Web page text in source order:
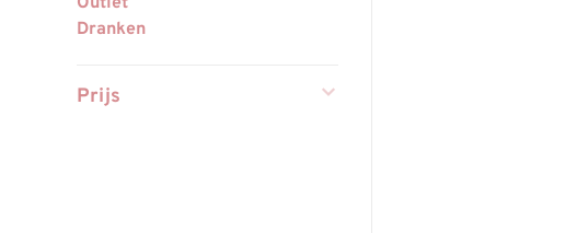
Dranken
Prijs